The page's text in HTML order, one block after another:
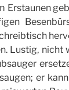
Erstaunen
Lustig, nicht
er